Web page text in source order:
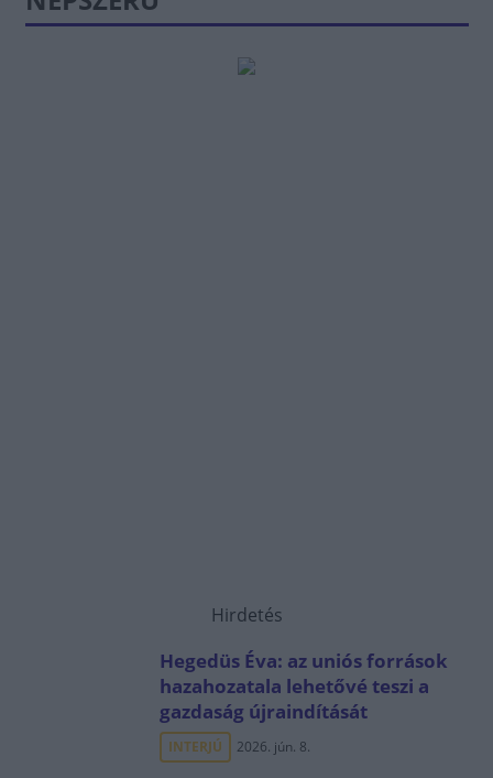
Hirdetés
Hegedüs Éva: az uniós források
hazahozatala lehetővé teszi a
gazdaság újraindítását
INTERJÚ 2026. jún. 8.